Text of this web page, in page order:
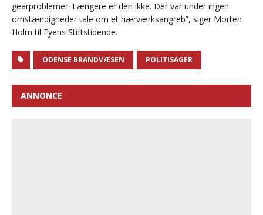
gearproblemer. Længere er den ikke. Der var under ingen
omstændigheder tale om et hærværksangreb”, siger Morten
Holm til Fyens Stiftstidende.
ODENSE BRANDVÆSEN POLITISAGER
ANNONCE